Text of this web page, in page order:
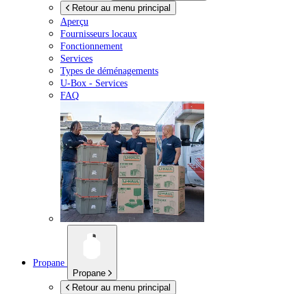
Retour au menu principal
Aperçu
Fournisseurs locaux
Fonctionnement
Services
Types de déménagements
U-Box - Services
FAQ
Propane
Propane
Retour au menu principal